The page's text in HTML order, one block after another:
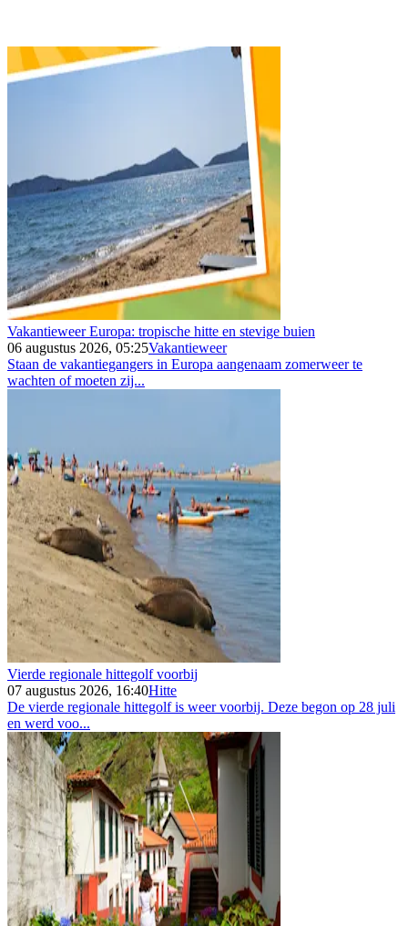
Vakantieweer Europa: tropische hitte en stevige buien
06 augustus 2026, 05:25Vakantieweer
Staan de vakantiegangers in Europa aangenaam zomerweer te
wachten of moeten zij...
Vierde regionale hittegolf voorbij
07 augustus 2026, 16:40Hitte
De vierde regionale hittegolf is weer voorbij. Deze begon op 28 juli
en werd voo...